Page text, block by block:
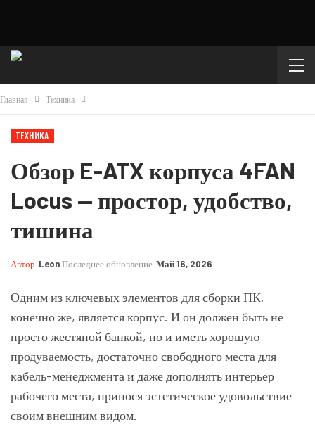
Главная Техника
ТЕХНИКА
Обзор E-ATX корпуса 4FAN
Locus — простор, удобство,
тишина
Автор LeonПоследнее обновление Май 16, 2026
Одним из ключевых элементов для сборки ПК,
конечно же, является корпус. И он должен быть не
просто жестяной банкой, но и иметь хорошую
продуваемость, достаточно свободного места для
кабель-менеджмента и даже дополнять интерьер
рабочего места, принося эстетическое удовольствие
своим внешним видом.